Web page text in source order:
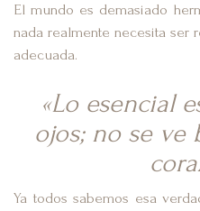
El mundo es demasiado
nada realmente necesita ser
adecuada.
«Lo esencial
ojos; no se ve
Ya todos sabemos esa